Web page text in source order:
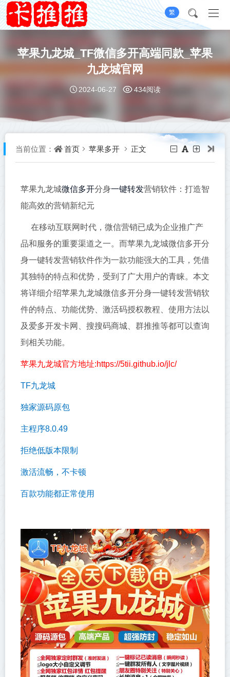
繁
苹果九龙城_TF微信多开高端同款_苹果
九龙城官网
2024-06-27 434阅读
当前位置： 首页 苹果多开 正文
苹果九龙城微信多开分身一键转发营销软件：打造智
能高效的营销新纪元
在移动互联网时代，微信营销已成为企业推广产
品和服务的重要渠道之一。而苹果九龙城微信多开分
身一键转发营销软件作为一款功能强大的工具，凭借
其独特的特点和优势，受到了广大用户的青睐。本文
将详细介绍苹果九龙城微信多开分身一键转发营销软
件的特点、功能优势、激活码授权教程、使用方法以
及爱多开发卡网、搜搜码商城、群推推等都可以查询
到相关功能。
苹果九龙城官方地址:https://5tii.github.io/jlc/
TF九龙城
独家源码原包
主程序8.0.49
拒绝低版本限制
激活流畅，不卡顿
百款功能都正常使用